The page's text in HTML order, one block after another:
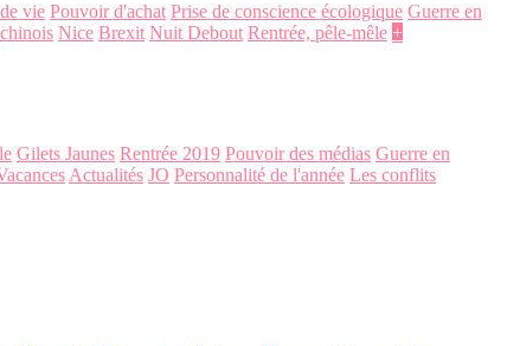
vie Pouvoir d'achat Prise de conscience écologique Guerre en
Nice Brexit Nuit Debout Rentrée, pêle-mêle +
Gilets Jaunes Rentrée 2019 Pouvoir des médias Guerre en
Actualités JO Personnalité de l'année Les conflits